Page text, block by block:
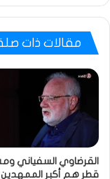
مقالات ذات
القرضاوي السفياني
قطر هم أكبر الممهدين